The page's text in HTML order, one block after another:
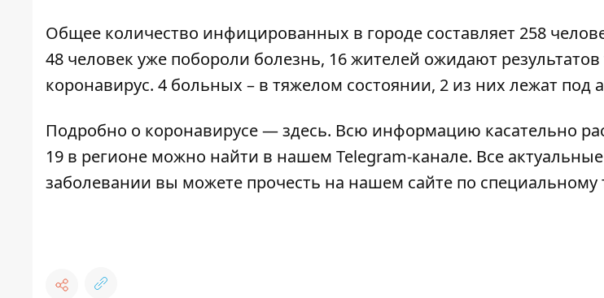
Общее количество инфицированных в городе составляет 258
48 человек уже побороли болезнь, 16 жителей ожидают результатов
коронавирус. 4 больных – в тяжелом состоянии, 2 из них лежат под
Подробно о коронавирусе —здесь. Всю информацию касательно
19 в регионе можно найти в нашем Telegram-канале. Все
заболевании вы можете прочесть на нашем сайте по специальному